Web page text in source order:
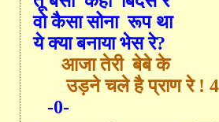
वो कैसा सोना रूप था
ये क्या बनाया भेस रे?
आजा तेरी बेबे के
उड़ने चले है प्राण रे ! 4
-0-